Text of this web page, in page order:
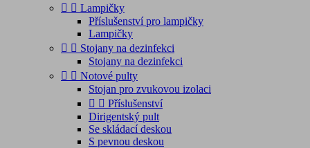
  Lampičky
Příslušenství pro lampičky
Lampičky
  Stojany na dezinfekci
Stojany na dezinfekci
  Notové pulty
Stojan pro zvukovou izolaci
  Příslušenství
Dirigentský pult
Se skládací deskou
S pevnou deskou